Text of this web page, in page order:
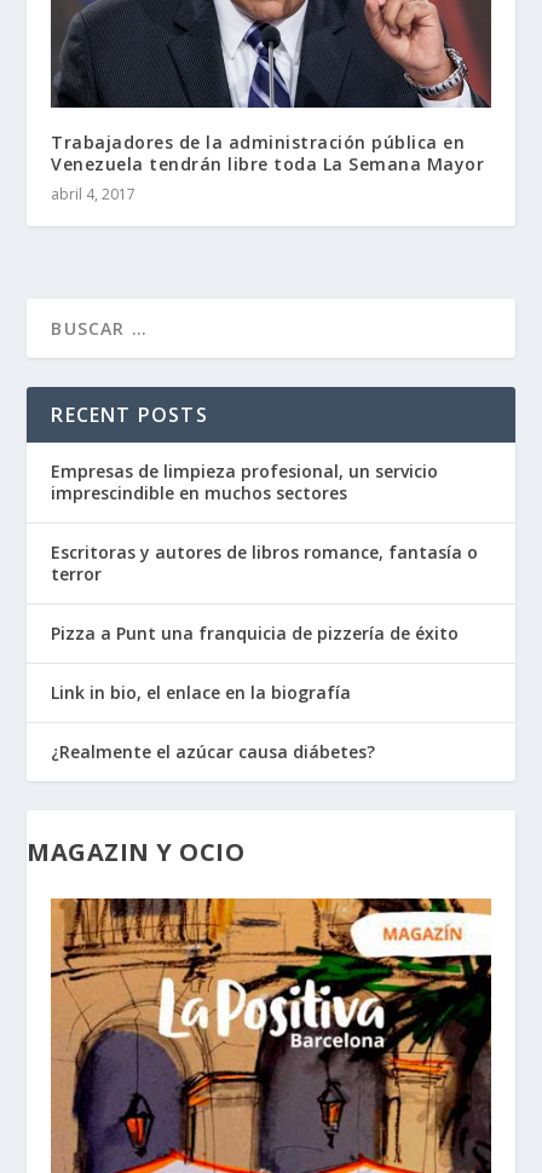
Trabajadores de la administración pública en
Venezuela tendrán libre toda La Semana Mayor
abril 4, 2017
RECENT POSTS
Empresas de limpieza profesional, un servicio
imprescindible en muchos sectores
Escritoras y autores de libros romance, fantasía o
terror
Pizza a Punt una franquicia de pizzería de éxito
Link in bio, el enlace en la biografía
¿Realmente el azúcar causa diábetes?
MAGAZIN Y OCIO